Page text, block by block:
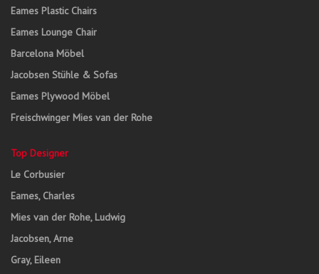
Eames Plastic Chairs
Eames Lounge Chair
Barcelona Möbel
Jacobsen Stühle & Sofas
Eames Plywood Möbel
Freischwinger Mies van der Rohe
Top Designer
Le Corbusier
Eames, Charles
Mies van der Rohe, Ludwig
Jacobsen, Arne
Gray, Eileen